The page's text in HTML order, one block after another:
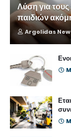
Λύση για
παιδιών
Argolidas